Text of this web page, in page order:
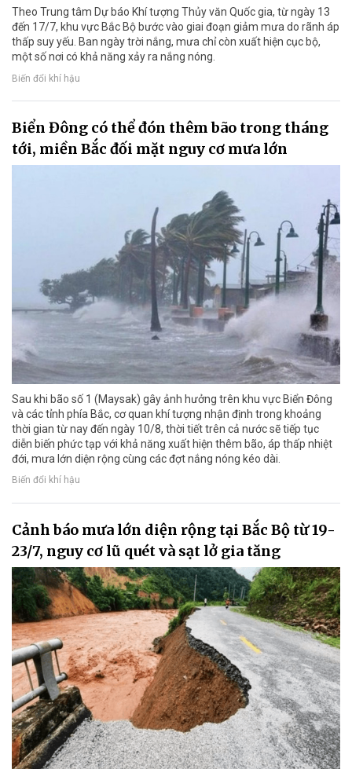
Theo Trung tâm Dự báo Khí tượng Thủy văn Quốc gia, từ ngày 13
đến 17/7, khu vực Bắc Bộ bước vào giai đoạn giảm mưa do rãnh áp
thấp suy yếu. Ban ngày trời nắng, mưa chỉ còn xuất hiện cục bộ,
một số nơi có khả năng xảy ra nắng nóng.
Biến đổi khí hậu
Biển Đông có thể đón thêm bão trong tháng
tới, miền Bắc đối mặt nguy cơ mưa lớn
Sau khi bão số 1 (Maysak) gây ảnh hưởng trên khu vực Biển Đông
và các tỉnh phía Bắc, cơ quan khí tượng nhận định trong khoảng
thời gian từ nay đến ngày 10/8, thời tiết trên cả nước sẽ tiếp tục
diễn biến phức tạp với khả năng xuất hiện thêm bão, áp thấp nhiệt
đới, mưa lớn diện rộng cùng các đợt nắng nóng kéo dài.
Biến đổi khí hậu
Cảnh báo mưa lớn diện rộng tại Bắc Bộ từ 19-
23/7, nguy cơ lũ quét và sạt lở gia tăng